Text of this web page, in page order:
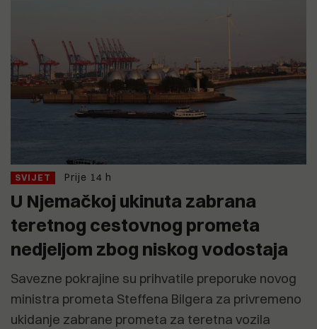
SVIJET Prije 14 h
U Njemačkoj ukinuta zabrana
teretnog cestovnog prometa
nedjeljom zbog niskog vodostaja
Savezne pokrajine su prihvatile preporuke novog
ministra prometa Steffena Bilgera za privremeno
ukidanje zabrane prometa za teretna vozila